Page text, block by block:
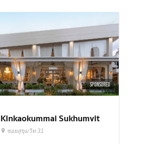
SPONSORED
Kinkaokummai Sukhumvit
31ซอยสุขุมวิท 31